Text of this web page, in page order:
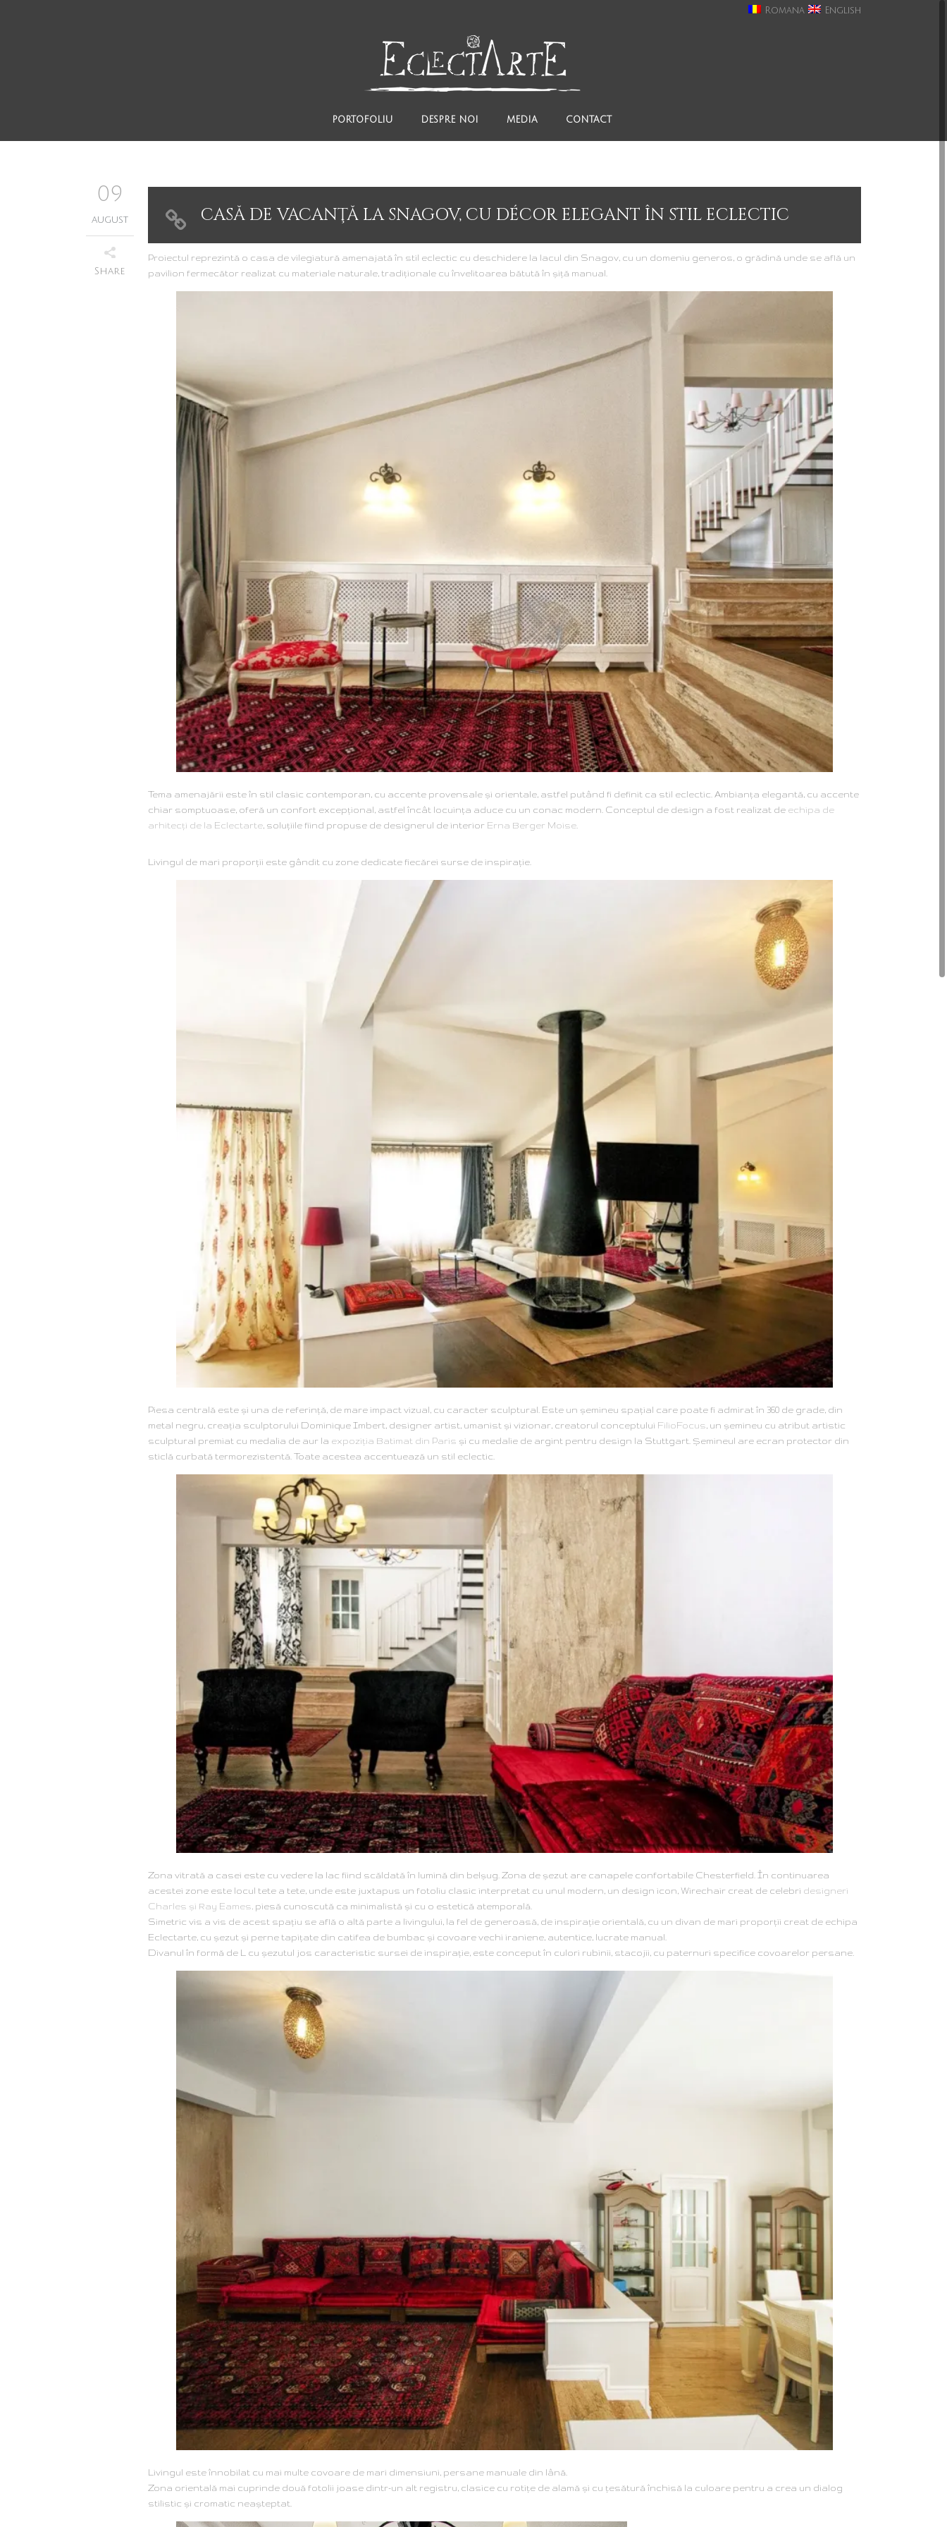
Romana English
PORTOFOLIU DESPRE NOI MEDIA CONTACT
Blog
09
august
Share
CASĂ DE VACANŢĂ LA SNAGOV, CU DÉCOR ELEGANT ÎN STIL ECLECTIC
Proiectul reprezintă o casa de vilegiatură amenajată în stil eclectic cu deschidere la lacul din Snagov, cu un domeniu generos, o grădină unde se află un
pavilion fermecător realizat cu materiale naturale, tradiţionale cu învelitoarea bătută în şiţă manual.
Tema amenajării este în stil clasic contemporan, cu accente provensale şi orientale, astfel putând fi definit ca stil eclectic. Ambianţa elegantă, cu accente
chiar somptuoase, oferă un confort excepţional, astfel încât locuinţa aduce cu un conac modern. Conceptul de design a fost realizat de echipa de
arhitecţi de la Eclectarte, soluţiile fiind propuse de designerul de interior Erna Berger Moise
Livingul de mari proporţii este gândit cu zone dedicate fiecărei surse de inspiraţie.
Piesa centrală este şi una de referinţă, de mare impact vizual, cu caracter sculptural. Este un şemineu spaţial care poate fi admirat în 360 de grade, din
metal negru, creaţia sculptorului Dominique Imbert, designer artist, umanist şi vizionar, creatorul conceptului FilioFocus, un şemineu cu atribut artistic
sculptural premiat cu medalia de aur la expoziţia Batimat din Paris şi cu medalie de argint pentru design la Stuttgart. Şemineul are ecran protector din
sticlă curbată termorezistentă. Toate acestea accentuează un stil eclectic.
Zona vitrată a casei este cu vedere la lac fiind scăldată în lumină din belşug. Zona de şezut are canapele confortabile Chesterfield. În continuarea
acestei zone este locul tete a tete, unde este juxtapus un fotoliu clasic interpretat cu unul modern, un design icon, Wirechair creat de celebri designeri
Charles şi Ray Eames, piesă cunoscută ca minimalistă şi cu o estetică atemporală.
Simetric vis a vis de acest spaţiu se află o altă parte a livingului, la fel de generoasă, de inspiraţie orientală, cu un divan de mari proporţii creat de echipa
Eclectarte, cu şezut şi perne tapiţate din catifea de bumbac şi covoare vechi iraniene, autentice, lucrate manual.
Divanul în formă de L cu şezutul jos caracteristic sursei de inspiraţie, este conceput în culori rubinii, stacojii, cu paternuri specifice covoarelor persane.
Livingul este înnobilat cu mai multe covoare de mari dimensiuni, persane manuale din lână.
Zona orientală mai cuprinde două fotolii joase dintr-un alt registru, clasice cu rotiţe de alamă şi cu ţesătură închisă la culoare pentru a crea un dialog
stilistic şi cromatic neaşteptat.